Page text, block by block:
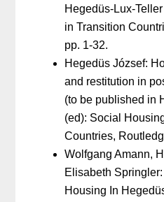
Hegedüs-Lux-
in Transition
pp. 1-32.
Hegedüs József:
and restitution in
(to be published in
(ed): Social
Countries,
Wolfgang Amann,
Elisabeth
Housing In